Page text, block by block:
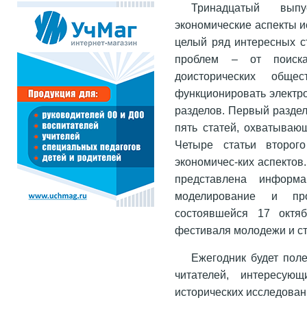
Тринадцатый
экономические аспекты
целый ряд интересных
проблем – от
доисторических
функционировать
разделов. Первый
пять статей,
Четыре статьи
экономичес-ких
представлена
моделирование и
состоявшейся 17
фестиваля молодежи и
Ежегодник будет
читателей,
исторических